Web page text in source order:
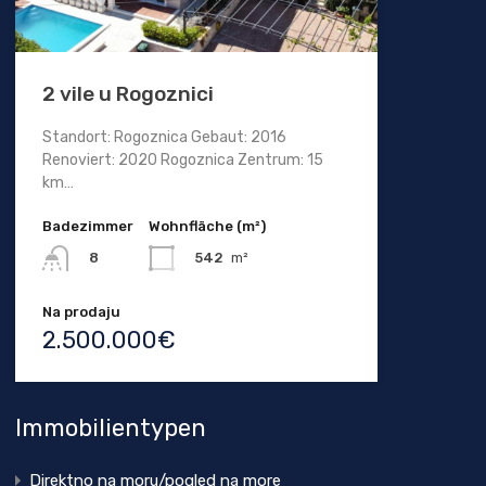
2 vile u Rogoznici
Standort: Rogoznica Gebaut: 2016
Renoviert: 2020 Rogoznica Zentrum: 15
km…
Badezimmer
8
Wohnfläche (m²)
542 m²
Na prodaju
2.500.000€
Immobilientypen
Direktno na moru/pogled na more